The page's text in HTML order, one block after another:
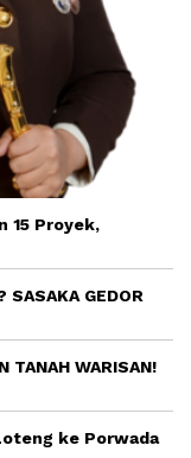
15 Proyek,
SASAKA GEDOR
TANAH WARISAN!
ke Porwada